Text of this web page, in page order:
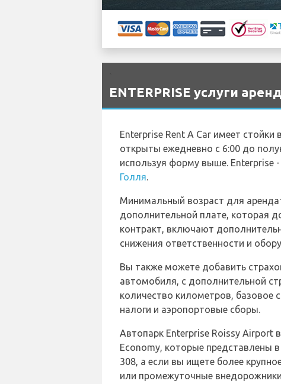
ENTERPRISE услуги
Enterprise Rent A Car имеет
открыты ежедневно с 6:00 до
используя форму выше. Enterprise -
Голля.
Минимальный возраст для
дополнительной плате, которая
контракт, включают
снижения ответственности и
Вы также можете добавить
автомобиля, с дополнительной
количество километров, базовое
налоги и аэропортовые сборы.
Автопарк Enterprise Roissy Airport
Economy, которые представлены
308, а если вы ищете более
или промежуточные